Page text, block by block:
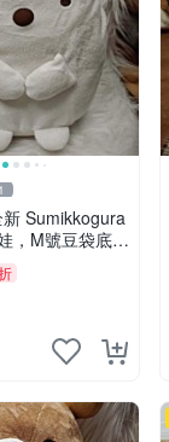
Sumikkogura
，M號豆袋底
易倒，毛絨布標
糯手感，精工
，尺寸24c
贈禮